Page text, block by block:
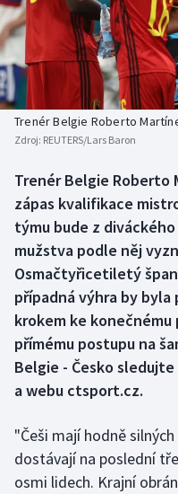
Baseball a softbal
Basketbal
Biatlon
Box
Curling
Dostihy
Florbal
Futsal
Gymnastika
Soutěže
Historické návraty
Aplikace ČT sport
Trenér Belgie Roberto
Zdroj: REUTERS/Lars Baron
Trenér Belgie Roberto
zápas kvalifikace
týmu bude z
mužstva podle něj
Osmačtyřicetiletý
případná výhra by
krokem ke konečnému
přímému postupu na
Belgie - Česko
a webu ctsport.cz.
"Češi mají hodně
dostávají na poslední
osmi lidech. Krajní